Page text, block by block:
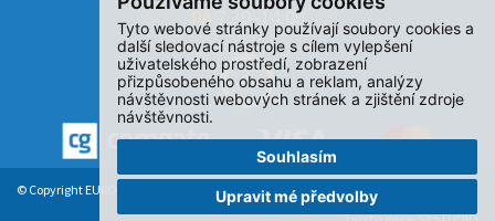
Tyto webové stránky používají soubory cookies a
další sledovací nástroje s cílem vylepšení
uživatelského prostředí, zobrazení
přizpůsobeného obsahu a reklam, analýzy
návštěvnosti webových stránek a zjištění zdroje
návštěvnosti.
Souhlasím
Upravit mé předvolby
PÁ7.30–14.00
© Copyright EUROBYT CB s.r.o. 2017-2026. All Rights Reserved.